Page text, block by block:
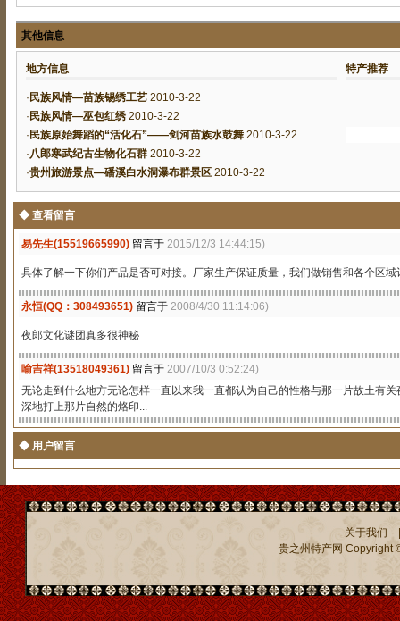
其他信息
地方信息 特产推荐
· 民族风情—苗族锡绣工艺2010-3-22
· 民族风情—巫包红绣2010-3-22
· 民族原始舞蹈的“活化石”——剑河苗族水鼓舞2010-3-22
·八郎寒武纪古生物化石群2010-3-22
·贵州旅游景点—磻溪白水洞瀑布群景区2010-3-22
◆ 查看留言
易先生(15519665990) 留言于 2015/12/3 14:44:15)
具体了解一下你们产品是否可对接。厂家生产保证质量，我们做销售和各个区域
永恒(QQ：308493651) 留言于 2008/4/30 11:14:06)
夜郎文化谜团真多很神秘
喻吉祥(13518049361) 留言于 2007/10/3 0:52:24)
无论走到什么地方无论怎样一直以来我一直都认为自己的性格与那一片故土有
深地打上那片自然的烙印...
◆ 用户留言
关于我们
贵之州特产网 Copyright